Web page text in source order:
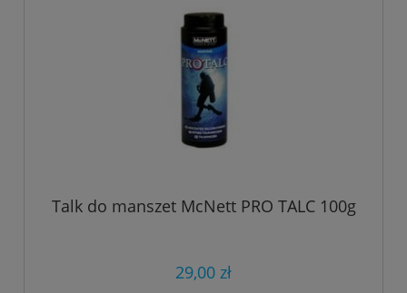
Talk do manszet McNett PRO TALC 100g
29,00 zł